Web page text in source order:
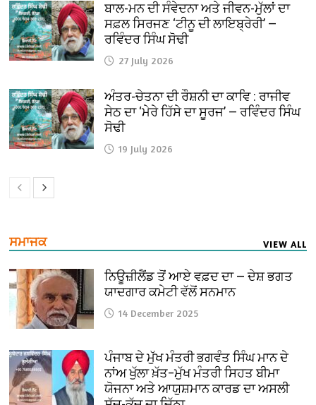
ਬਾਲ-ਮਨ ਦੀ ਸੰਵੇਦਨਾ ਅਤੇ ਜੀਵਨ-ਮੁੱਲਾਂ ਦਾ
ਸਫ਼ਲ ਸਿਰਜਣ ‘ਟੀਨੂ ਦੀ ਲਾਇਬ੍ਰੇਰੀ’ —
ਰਵਿੰਦਰ ਸਿੰਘ ਸੋਢੀ
27 July 2026
ਅੰਤਰ-ਚੇਤਨਾ ਦੀ ਰੌਸ਼ਨੀ ਦਾ ਕਾਵਿ : ਰਾਜੀਵ
ਸੇਠ ਦਾ ‘ਮੇਰੇ ਹਿੱਸੇ ਦਾ ਸੂਰਜ’ — ਰਵਿੰਦਰ ਸਿੰਘ
ਸੋਢੀ
19 July 2026
ਸਮਾਜਕ VIEW ALL
ਨਿਊਜ਼ੀਲੈਂਡ ਤੋਂ ਆਏ ਵਫ਼ਦ ਦਾ — ਦੇਸ਼ ਭਗਤ
ਯਾਦਗਾਰ ਕਮੇਟੀ ਵੱਲੋਂ ਸਨਮਾਨ
14 December 2025
ਪੰਜਾਬ ਦੇ ਮੁੱਖ ਮੰਤਰੀ ਭਗਵੰਤ ਸਿੰਘ ਮਾਨ ਦੇ
ਨਾਂਅ ਖੁੱਲਾ ਖ਼ੱਤ–ਮੁੱਖ ਮੰਤਰੀ ਸਿਹਤ ਬੀਮਾ
ਯੋਜਨਾ ਅਤੇ ਆਯੁਸ਼ਮਾਨ ਕਾਰਡ ਦਾ ਅਸਲੀ